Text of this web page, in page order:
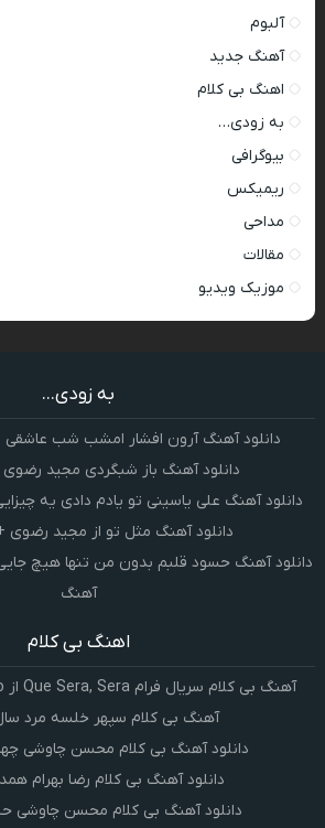
آلبوم
آهنگ جدید
اهنگ بی کلام
به زودی…
بیوگرافی
ریمیکس
مداحی
مقالات
موزیک ویدیو
به زودی...
دانلود آهنگ آرون افشار امشب شب
دانلود آهنگ باز شبگردی مجید
دانلود آهنگ علی یاسینی تو یادم دادی یه
دانلود آهنگ مثل تو از مجید
دانلود آهنگ حسود قلبم بدون من تنها هیچ
آهنگ
اهنگ بی کلام
آهنگ بی کلام سریال فرام Que Sera, Sera از Jack Jezzro – رایگان
آهنگ بی کلام سپهر خلسه مرد
دانلود آهنگ بی کلام محسن چاوشی
دانلود آهنگ بی کلام رضا بهرام
دانلود آهنگ بی کلام محسن چاوشی